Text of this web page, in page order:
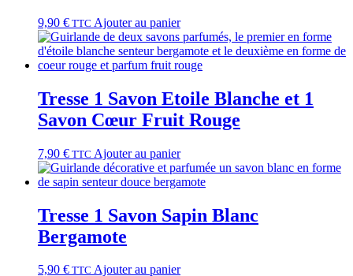
9,90 € TTC Ajouter au panier
Tresse 1 Savon Etoile Blanche et 1
Savon Cœur Fruit Rouge
7,90 € TTC Ajouter au panier
Tresse 1 Savon Sapin Blanc
Bergamote
5,90 € TTC Ajouter au panier